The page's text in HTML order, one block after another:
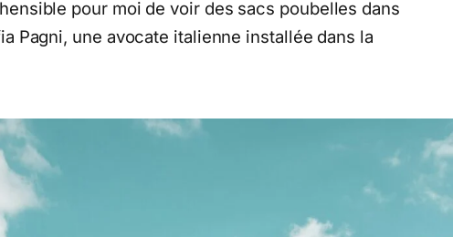
pour moi de voir des sacs poubelles dans
Pagni, une avocate italienne installée dans la